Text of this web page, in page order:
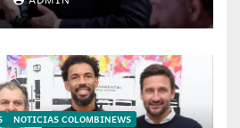
DEL
NOTICIAS COLOMBINEWS